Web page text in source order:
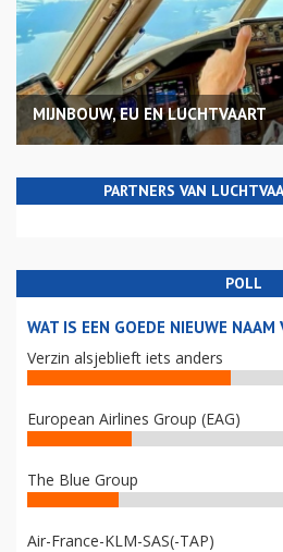
MIJNBOUW, EU EN LUCHTVAART
PARTNERS VAN
POLL
WAT IS EEN GOEDE NIEUWE NAAM
Verzin alsjeblieft iets anders
European Airlines Group (EAG)
The Blue Group
Air-France-KLM-SAS(-TAP)